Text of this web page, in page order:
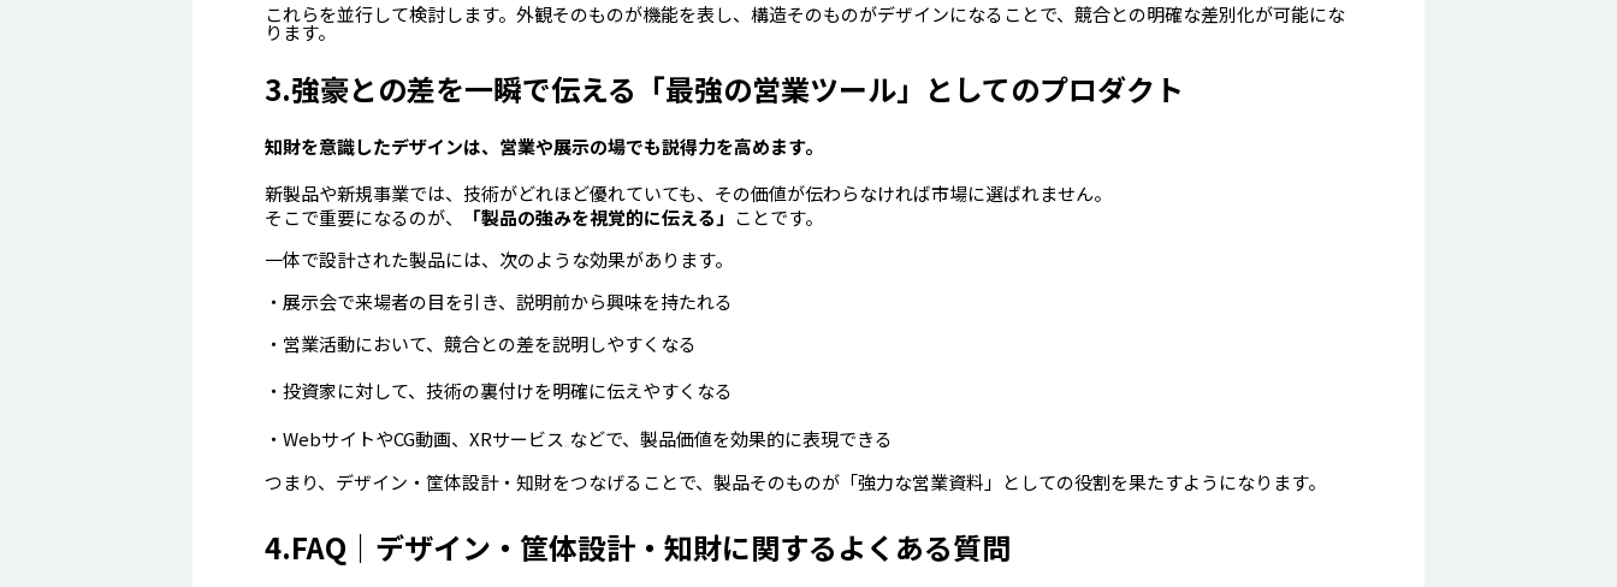
これらを並行して検討します。 外観そのものが機能を表し、構造そのものがデザインになることで、競合との明確な差別化が可能にな
ります。
3.強豪との差を一瞬で伝える「最強の営業ツール」としてのプロダクト
知財を意識したデザインは、営業や展示の場でも説得力を高めます。
新製品や新規事業では、技術がどれほど優れていても、その価値が伝わらなければ市場に選ばれません。
そこで重要になるのが、
「製品の強みを視覚的に伝える」 ことです。
一体で設計された製品には、次のような効果があります。
・展示会で来場者の目を引き、説明前から興味を持たれる
・営業活動において、競合との差を説明しやすくなる
・投資家に対して、技術の裏付けを明確に伝えやすくなる
・WebサイトやCG動画、XRサービス などで、製品価値を効果的に表現できる
つまり、デザイン・筐体設計・知財をつなげることで、製品そのものが「強力な営業資料」としての役割を果たすようになります。
4.FAQ｜デザイン・筐体設計・知財に関するよくある質問